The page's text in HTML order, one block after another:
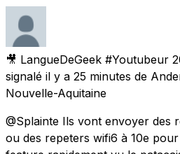
🎥 LangueDeGeek #Youtubeur
signalé il y a 25 minutes de
Nouvelle-Aquitaine
@Splainte Ils vont envoyer des
ou des repeters wifi6 à 10e